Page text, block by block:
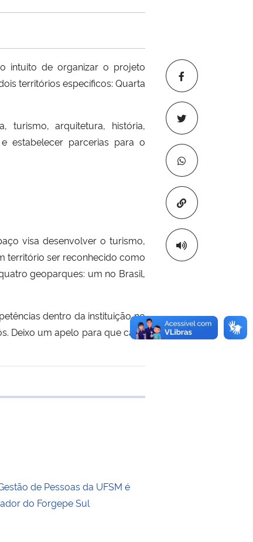
Copiar para
intuito de organizar o projeto
territórios específicos: Quarta
turismo, arquitetura, história,
estabelecer parcerias para o
visa desenvolver o turismo,
território ser reconhecido como
geoparques: um no Brasil,
dentro da instituição no
Deixo um apelo para que cada
de Pessoas da UFSM é
do Forgepe Sul